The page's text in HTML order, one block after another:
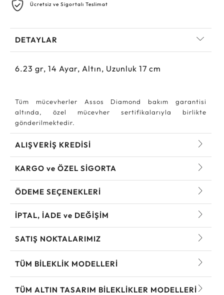
Ücretsiz ve Sigortalı Teslimat
DETAYLAR
6.23 gr, 14 Ayar, Altın, Uzunluk 17 cm
Tüm mücevherler Assos Diamond bakım garantisi
altında, özel mücevher sertifikalarıyla birlikte
gönderilmektedir.
ALIŞVERİŞ KREDİSİ
KARGO ve ÖZEL SİGORTA
ÖDEME SEÇENEKLERİ
İPTAL, İADE ve DEĞİŞİM
SATIŞ NOKTALARIMIZ
TÜM BILEKLIK MODELLERI
TÜM ALTIN TASARIM BILEKLIKLER MODELLERI